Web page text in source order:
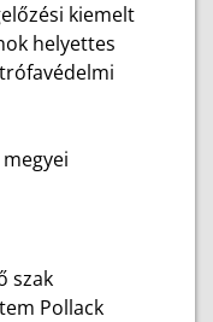
kiemelt
helyettes
szak
Pollack